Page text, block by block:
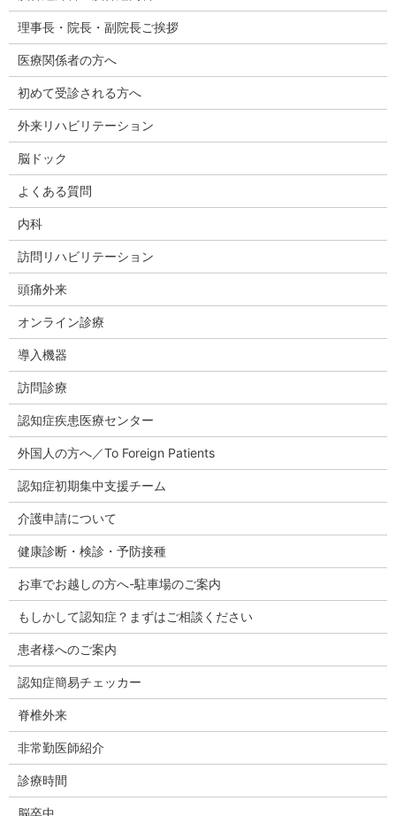
理事長・院長・副院長ご挨拶
医療関係者の方へ
初めて受診される方へ
外来リハビリテーション
脳ドック
よくある質問
内科
訪問リハビリテーション
頭痛外来
オンライン診療
導入機器
訪問診療
認知症疾患医療センター
外国人の方へ／To Foreign Patients
認知症初期集中支援チーム
介護申請について
健康診断・検診・予防接種
お車でお越しの方へ-駐車場のご案内
もしかして認知症？まずはご相談ください
患者様へのご案内
認知症簡易チェッカー
脊椎外来
非常勤医師紹介
診療時間